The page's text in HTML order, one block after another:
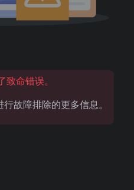
命错误。
故障排除的更多信息。